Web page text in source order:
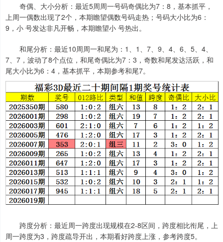
奇偶、大小分析：最近5周周一号码奇偶比为7：8，基本抓平，
上周一偶数出现了2个，本期瞻望偶数号码走热；号码大小比为6：
9，小 号发达非凡开畅，本期瞻望小 号热出。
和尾分析：最近10周周一和尾为：1、1、7、9、4、6、5、4、
7、7，波动了8个点位，和尾奇偶比为7：3，奇数和尾发达活跃，和
尾大小比为6：4，基本抓平，本期参考和尾7。
跨度分析：最近周一跨度出现规模在2-8区间，跨度相比衔尾，上
周一跨度为3，跨度疏导开出，本期看好跨度上涨，参考跨度5。